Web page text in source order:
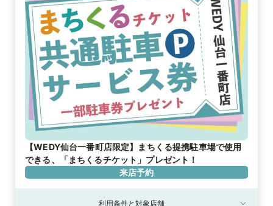
【WEDY仙台一番町店限定】まちくる提携駐車場で使用
できる、「まちくるチケット」プレゼント！
来店予約
利用条件と対象店舗